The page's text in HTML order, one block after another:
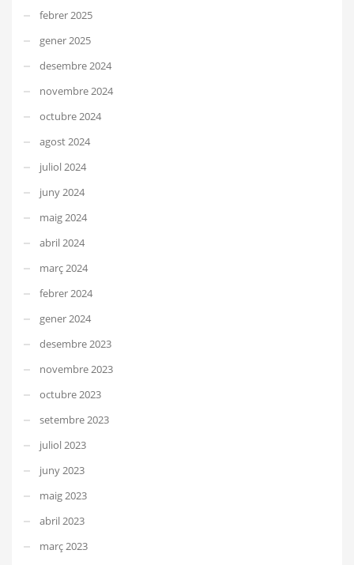
febrer 2025
gener 2025
desembre 2024
novembre 2024
octubre 2024
agost 2024
juliol 2024
juny 2024
maig 2024
abril 2024
març 2024
febrer 2024
gener 2024
desembre 2023
novembre 2023
octubre 2023
setembre 2023
juliol 2023
juny 2023
maig 2023
abril 2023
març 2023